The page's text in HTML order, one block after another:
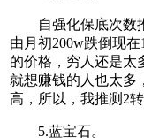
自强化保底次数推
由月初200w跌倒现
的价格，穷人还是太
就想赚钱的人也太多
高，所以，我推测2
5.蓝宝石。